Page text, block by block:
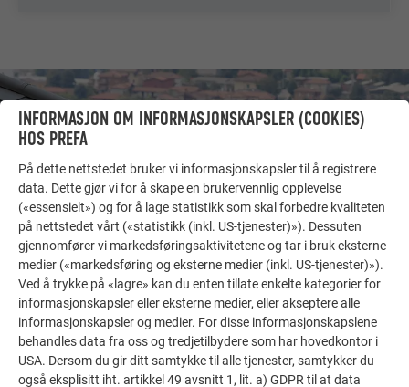
FÅ INSPIRASJON!
FLERE OBJEKTER
PREFA referansegalleri viser hvor allsidig aluminium
INFORMASJON OM INFORMASJONSKAPSLER (COOKIES)
HOS PREFA
På dette nettstedet bruker vi informasjonskapsler til å registrere
data. Dette gjør vi for å skape en brukervennlig opplevelse
(«essensielt») og for å lage statistikk som skal forbedre kvaliteten
på nettstedet vårt («statistikk (inkl. US-tjenester)»). Dessuten
gjennomfører vi markedsføringsaktivitetene og tar i bruk eksterne
medier («markedsføring og eksterne medier (inkl. US-tjenester)»).
Ved å trykke på «lagre» kan du enten tillate enkelte kategorier for
informasjonskapsler eller eksterne medier, eller akseptere alle
informasjonskapsler og medier. For disse informasjonskapslene
behandles data fra oss og tredjetilbydere som har hovedkontor i
USA. Dersom du gir ditt samtykke til alle tjenester, samtykker du
også eksplisitt iht. artikkel 49 avsnitt 1, lit. a) GDPR til at data